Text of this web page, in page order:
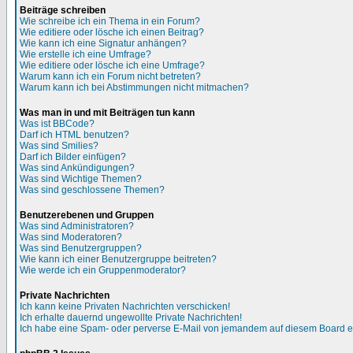
Beiträge schreiben
Wie schreibe ich ein Thema in ein Forum?
Wie editiere oder lösche ich einen Beitrag?
Wie kann ich eine Signatur anhängen?
Wie erstelle ich eine Umfrage?
Wie editiere oder lösche ich eine Umfrage?
Warum kann ich ein Forum nicht betreten?
Warum kann ich bei Abstimmungen nicht mitmachen?
Was man in und mit Beiträgen tun kann
Was ist BBCode?
Darf ich HTML benutzen?
Was sind Smilies?
Darf ich Bilder einfügen?
Was sind Ankündigungen?
Was sind Wichtige Themen?
Was sind geschlossene Themen?
Benutzerebenen und Gruppen
Was sind Administratoren?
Was sind Moderatoren?
Was sind Benutzergruppen?
Wie kann ich einer Benutzergruppe beitreten?
Wie werde ich ein Gruppenmoderator?
Private Nachrichten
Ich kann keine Privaten Nachrichten verschicken!
Ich erhalte dauernd ungewollte Private Nachrichten!
Ich habe eine Spam- oder perverse E-Mail von jemandem auf diesem Board